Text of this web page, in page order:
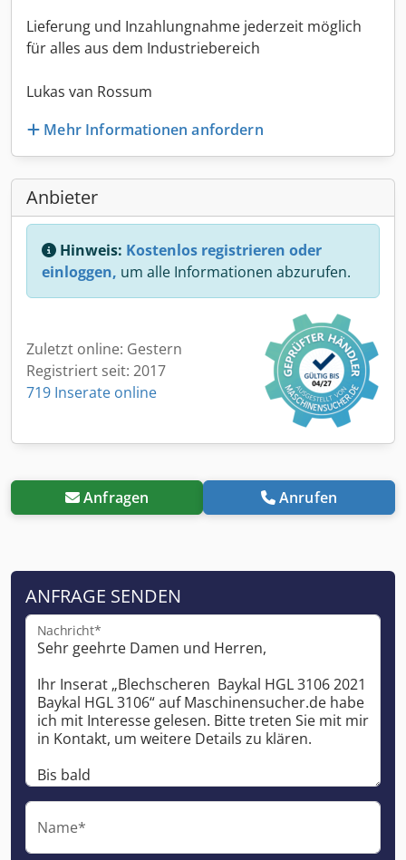
Lieferung und Inzahlungnahme jederzeit möglich
für alles aus dem Industriebereich
Lukas van Rossum
Mehr Informationen anfordern
Anbieter
Hinweis: Kostenlos registrieren oder
einloggen, um alle Informationen abzurufen.
Zuletzt online: Gestern
Registriert seit: 2017
719 Inserate online
Anfragen Anrufen
ANFRAGE SENDEN
Nachricht*
Name*